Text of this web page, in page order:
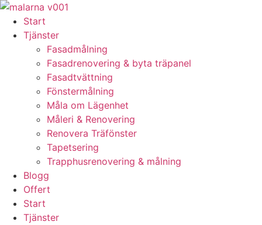
Skip
content
Start
Tjänster
Fasadmålning
Fasadrenovering & byta träpanel
Fasadtvättning
Fönstermålning
Måla om Lägenhet
Måleri & Renovering
Renovera Träfönster
Tapetsering
Trapphusrenovering & målning
Blogg
Offert
Start
Tjänster